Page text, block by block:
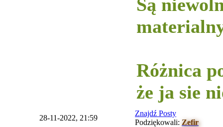
Są
Różnica
że ja sie
28-11-2022, 21:59
Znajdź Posty
Podziękowali: Zefir